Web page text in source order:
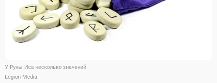
У Руны Иса несколько значений
Legion-Media